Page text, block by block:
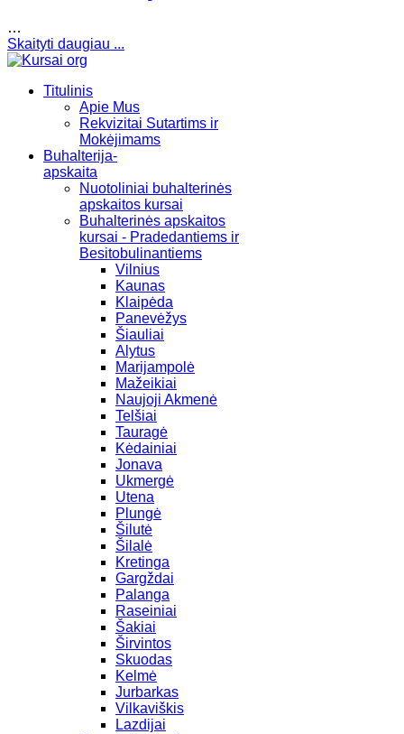
…
Skaityti daugiau ...
Titulinis
Apie Mus
Rekvizitai Sutartims ir
Mokėjimams
Buhalterija-
apskaita
Nuotoliniai buhalterinės
apskaitos kursai
Buhalterinės apskaitos
kursai - Pradedantiems ir
Besitobulinantiems
Vilnius
Kaunas
Klaipėda
Panevėžys
Šiauliai
Alytus
Marijampolė
Mažeikiai
Naujoji Akmenė
Telšiai
Tauragė
Kėdainiai
Jonava
Ukmergė
Utena
Plungė
Šilutė
Šilalė
Kretinga
Gargždai
Palanga
Raseiniai
Šakiai
Širvintos
Skuodas
Kelmė
Jurbarkas
Vilkaviškis
Lazdijai